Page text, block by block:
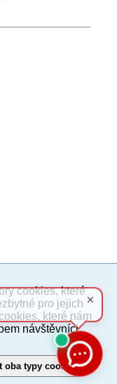
PC verze ENG
cookies, které
pro jejich
které nám
návštěvníci
oba typy cookies